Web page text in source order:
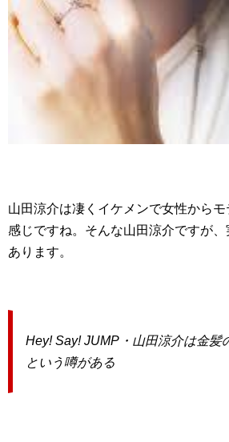
山田涼介は凄くイケメンで女性から
感じですね。そんな山田涼介ですが
あります。
Hey! Say! JUMP・山田涼介は金髪
という噂がある